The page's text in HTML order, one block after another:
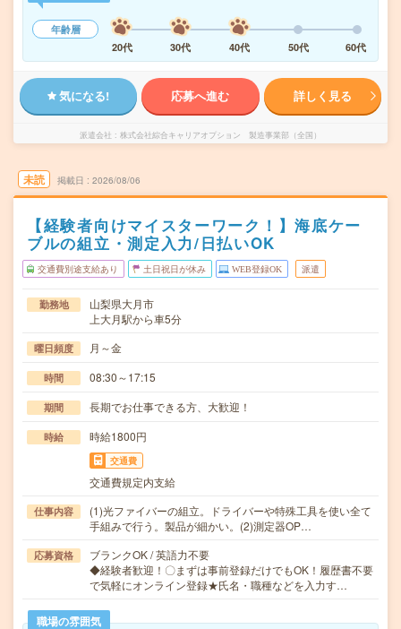
年齢層
20代
30代 40代 50代 60代
気になる! 応募へ進む 詳しく見る
派遣会社 株式会社綜合キャリアオプション 製造事業部（全国）
未読 掲載日 2026/08/06
【経験者向けマイスターワーク！】海底ケー
ブルの組立・測定入力/日払いOK
交通費別途支給あり 土日祝日が休み WEB登録OK 派遣
勤務地
山梨県大月市
上大月駅から車5分
曜日頻度 月～金
時間 08:30～17:15
期間 長期でお仕事できる方、大歓迎！
時給 時給1800円
交通費
交通費規定内支給
仕事内容
(1)光ファイバーの組立。ドライバーや特殊工具を使い全て
手組みで行う。製品が細かい。(2)測定器OP…
応募資格
ブランクOK / 英語力不要
◆経験者歓迎！〇まずは事前登録だけでもOK！履歴書不要
で気軽にオンライン登録★氏名・職種などを入力す…
職場の雰囲気